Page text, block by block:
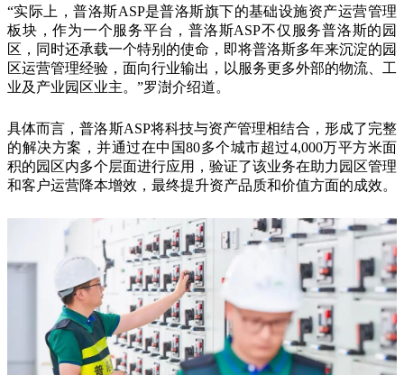
“实际上，普洛斯ASP是普洛斯旗下的基础设施资产运营管理
板块，作为一个服务平台，普洛斯ASP不仅服务普洛斯的园
区，同时还承载一个特别的使命，即将普洛斯多年来沉淀的园
区运营管理经验，面向行业输出，以服务更多外部的物流、工
业及产业园区业主。”罗澍介绍道。
具体而言，普洛斯ASP将科技与资产管理相结合，形成了完整
的解决方案，并通过在中国80多个城市超过4,000万平方米面
积的园区内多个层面进行应用，验证了该业务在助力园区管理
和客户运营降本增效，最终提升资产品质和价值方面的成效。